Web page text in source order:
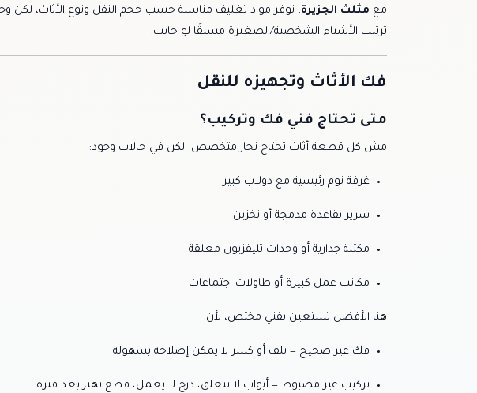
مع مثلث الجزيرة، نوفر مواد تغليف مناسبة حسب حجم النقل ونوع الأثاث،
ترتيب الأشياء الشخصية/الصغيرة مسبقًا لو حابب.
فك الأثاث وتجهيزه للنقل
متى تحتاج فني فك وتركيب؟
مش كل قطعة أثاث تحتاج نجار متخصص. لكن في حالات وجود:
غرفة نوم رئيسية مع دولاب كبير
سرير بقاعدة مدمجة أو تخزين
مكتبة جدارية أو وحدات تليفزيون معلقة
مكاتب عمل كبيرة أو طاولات اجتماعات
هنا الأفضل تستعين بفني مختص، لأن:
فك غير صحيح = تلف أو كسر لا يمكن إصلاحه بسهولة
تركيب غير مضبوط = أبواب لا تنغلق، درج لا يعمل، قطع تهتز بعد فترة